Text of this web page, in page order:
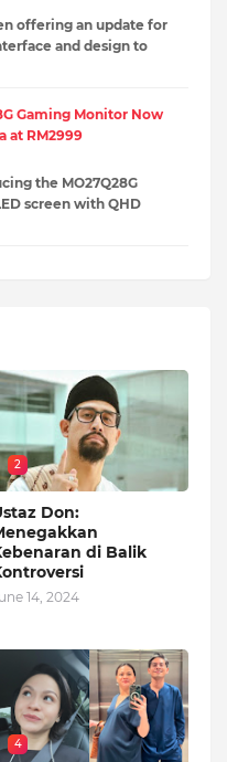
offering an update for
and design to
Gaming Monitor Now
at RM2999
the MO27Q28G
screen with QHD
2
Don:
di Balik
14, 2024
4